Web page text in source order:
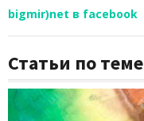
bigmir)net в facebook
Статьи по теме